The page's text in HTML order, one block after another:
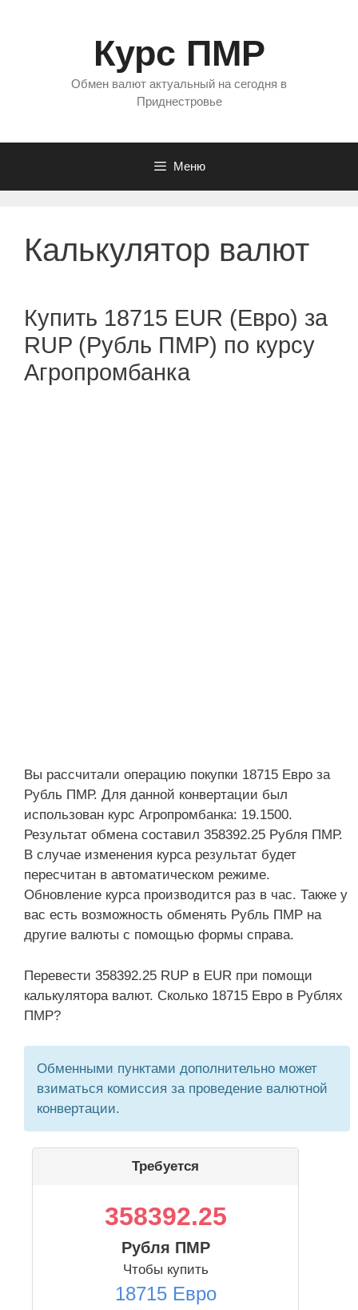
Курс ПМР
Обмен валют актуальный на сегодня в
Приднестровье
Меню
Калькулятор валют
Купить 18715 EUR (Евро) за
RUP (Рубль ПМР) по курсу
Агропромбанка
Вы рассчитали операцию покупки 18715 Евро за
Рубль ПМР. Для данной конвертации был
использован курс Агропромбанка: 19.1500.
Результат обмена составил 358392.25 Рубля ПМР.
В случае изменения курса результат будет
пересчитан в автоматическом режиме.
Обновление курса производится раз в час. Также у
вас есть возможность обменять Рубль ПМР на
другие валюты с помощью формы справа.
Перевести 358392.25 RUP в EUR при помощи
калькулятора валют. Сколько 18715 Евро в Рублях
ПМР?
Обменными пунктами дополнительно может
взиматься комиссия за проведение валютной
конвертации.
Требуется
358392.25
Рубля ПМР
Чтобы купить
18715 Евро